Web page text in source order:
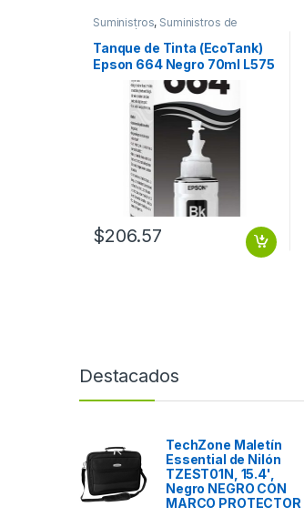
Suministros, Suministros de
Impresión
Tanque de Tinta (EcoTank)
Epson 664 Negro 70ml L575
L495 L1300
$206.57
Destacados
TechZone Maletín
Essential de Nilón
TZEST01N, 15.4',
Negro NEGRO CON
MARCO PROTECTOR